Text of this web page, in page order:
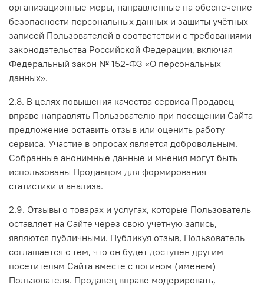
организационные меры, направленные на обеспечение
безопасности персональных данных и защиты учётных
записей Пользователей в соответствии с требованиями
законодательства Российской Федерации, включая
Федеральный закон № 152-ФЗ «О персональных
данных».
2.8. В целях повышения качества сервиса Продавец
вправе направлять Пользователю при посещении Сайта
предложение оставить отзыв или оценить работу
сервиса. Участие в опросах является добровольным.
Собранные анонимные данные и мнения могут быть
использованы Продавцом для формирования
статистики и анализа.
2.9. Отзывы о товарах и услугах, которые Пользователь
оставляет на Сайте через свою учетную запись,
являются публичными. Публикуя отзыв, Пользователь
соглашается с тем, что он будет доступен другим
посетителям Сайта вместе с логином (именем)
Пользователя. Продавец вправе модерировать,